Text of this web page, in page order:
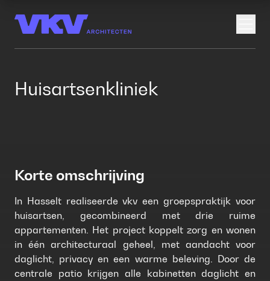
Huisartsenkliniek
Korte omschrijving
In Hasselt realiseerde vkv een groepspraktijk voor
huisartsen, gecombineerd met drie ruime
appartementen. Het project koppelt zorg en wonen
in één architecturaal geheel, met aandacht voor
daglicht, privacy en een warme beleving. Door de
centrale patio krijgen alle kabinetten daglicht en